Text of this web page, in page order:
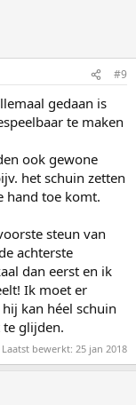
#9
gedaan is
te maken
ook gewone
het schuin zetten
hand toe komt.
steun van
achterste
dan eerst en ik
Ik moet er
kan héel schuin
glijden.
Laatst bewerkt: 25 jan 2018